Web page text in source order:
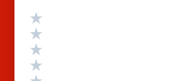
Valutazione